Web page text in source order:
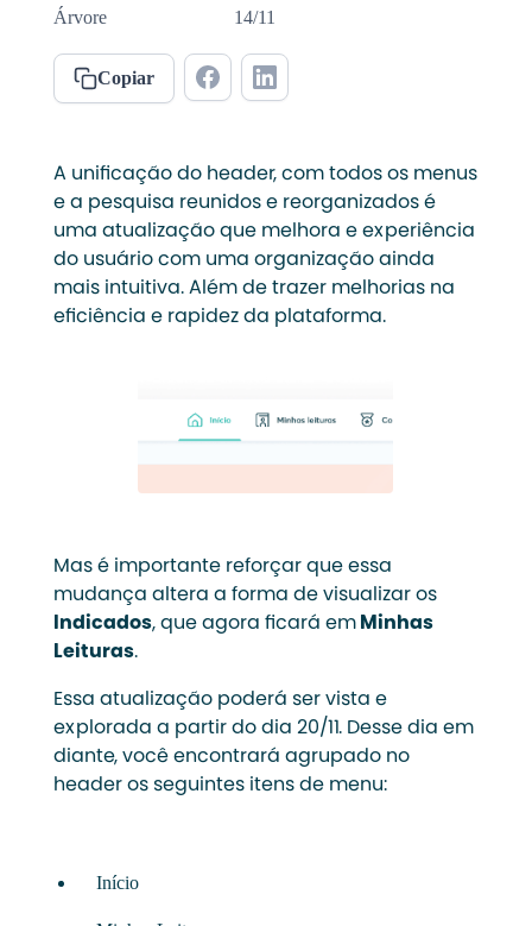
Árvore 14/11
Copiar
A unificação do header, com todos os menus
e a pesquisa reunidos e reorganizados é
uma atualização que melhora e experiência
do usuário com uma organização ainda
mais intuitiva. Além de trazer melhorias na
eficiência e rapidez da plataforma.
Mas é importante reforçar que essa
mudança altera a forma de visualizar os
Indicados, que agora ficará emMinhas
Leituras.
Essa atualização poderá ser vista e
explorada a partir do dia 20/11. Desse dia em
diante, você encontrará agrupado no
header os seguintes itens de menu:
Início